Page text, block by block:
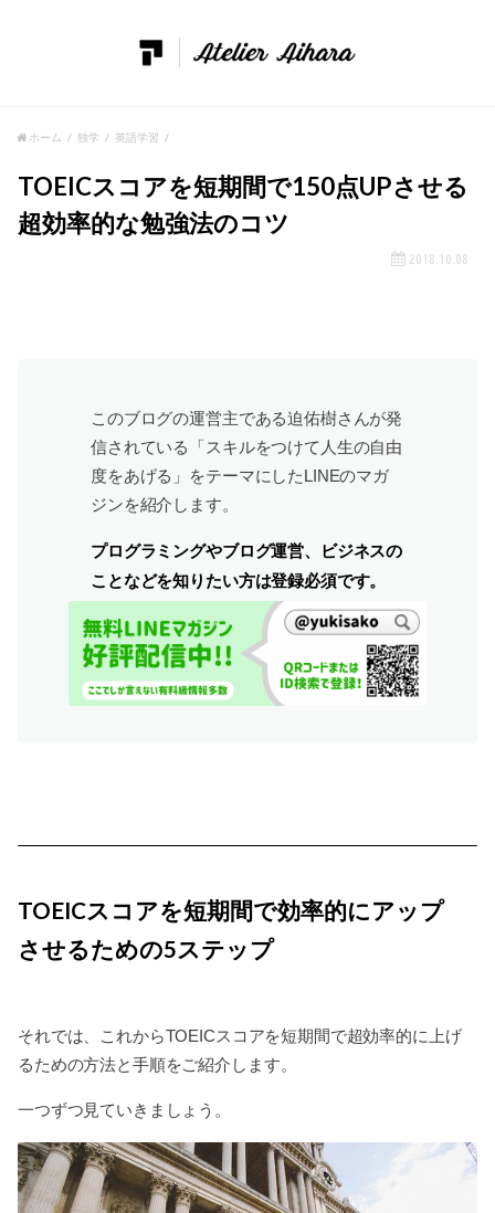
ホーム 独学 英語学習
TOEICスコアを短期間で150点UPさせる
超効率的な勉強法のコツ
2018.10.08
このブログの運営主である迫佑樹さんが発
信されている「スキルをつけて人生の自由
度をあげる」をテーマにしたLINEのマガ
ジンを紹介します。
プログラミングやブログ運営、ビジネスの
ことなどを知りたい方は登録必須です。
TOEICスコアを短期間で効率的にアップ
させるための5ステップ
それでは、これからTOEICスコアを短期間で超効率的に上げ
るための方法と手順をご紹介します。
一つずつ見ていきましょう。